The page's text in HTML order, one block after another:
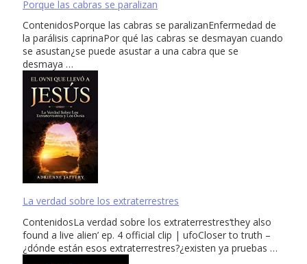
Porque las cabras se paralizan
ContenidosPorque las cabras se paralizanEnfermedad de
la parálisis caprinaPor qué las cabras se desmayan cuando
se asustan¿se puede asustar a una cabra que se
desmaya …
La verdad sobre los extraterrestres
ContenidosLa verdad sobre los extraterrestres‘they also
found a live alien’ ep. 4 official clip | ufoCloser to truth –
¿dónde están esos extraterrestres?¿existen ya pruebas …